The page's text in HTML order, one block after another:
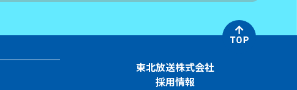
東北放送株式会社
採用情報